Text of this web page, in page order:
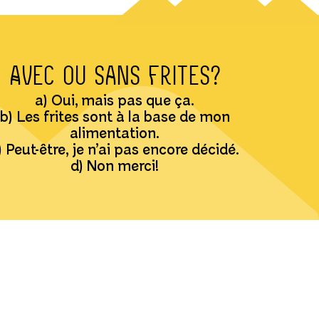
Avec ou sans frites?
a) Oui, mais pas que ça.
b) Les frites sont à la base de mon
alimentation.
Peut-être, je n’ai pas encore décidé.
d) Non merci!